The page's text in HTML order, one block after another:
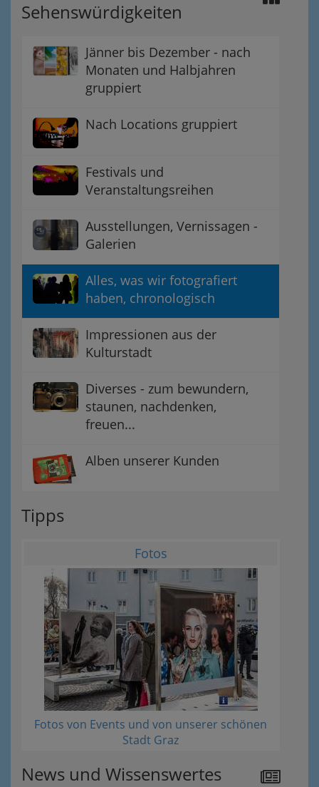
Sehenswürdigkeiten
Jänner bis Dezember - nach
Monaten und Halbjahren
gruppiert
Nach Locations gruppiert
Festivals und
Veranstaltungsreihen
Ausstellungen, Vernissagen -
Galerien
Alles, was wir fotografiert
haben, chronologisch
Impressionen aus der
Kulturstadt
Diverses - zum bewundern,
staunen, nachdenken,
freuen...
Alben unserer Kunden
Tipps
Fotos
Fotos von Events und von unserer schönen
Stadt Graz
News und Wissenswertes